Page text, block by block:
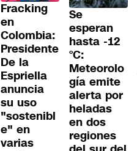
Fracking
en
Colombia:
Presidente
De la
Espriella
anuncia
su uso
"sostenibl
e" en
varias
Se
esperan
hasta -12
°C:
Meteorolo
gía emite
alerta por
heladas
en dos
regiones